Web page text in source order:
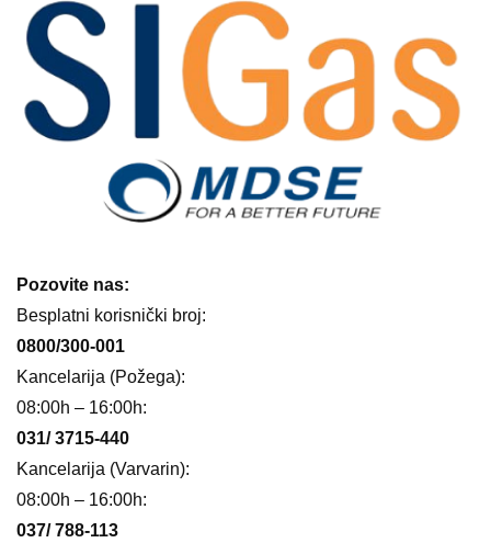
Pozovite nas:
Besplatni korisnički broj:
0800/300-001
Kancelarija (Požega):
08:00h – 16:00h:
031/ 3715-440
Kancelarija (Varvarin):
08:00h – 16:00h:
037/ 788-113